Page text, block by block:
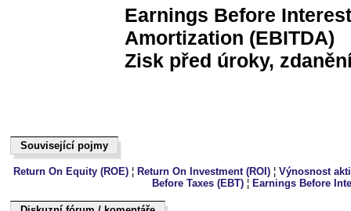
Earnings Before
Amortization (EBITDA)
Zisk před úroky,
Související pojmy
Související pojmy
Return On Equity (ROE)¦ Return On Investment (ROI)¦ Výnosnost
Before Taxes (EBT)¦ Earnings Before